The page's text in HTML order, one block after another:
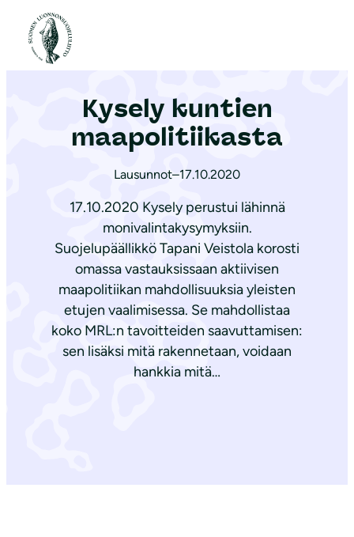
Etusivu
Kysely kuntien
maapolitiikasta
Lausunnot–17.10.2020
17.10.2020 Kysely perustui lähinnä
monivalintakysymyksiin.
Suojelupäällikkö Tapani Veistola korosti
omassa vastauksissaan aktiivisen
maapolitiikan mahdollisuuksia yleisten
etujen vaalimisessa. Se mahdollistaa
koko MRL:n tavoitteiden saavuttamisen:
sen lisäksi mitä rakennetaan, voidaan
hankkia mitä…